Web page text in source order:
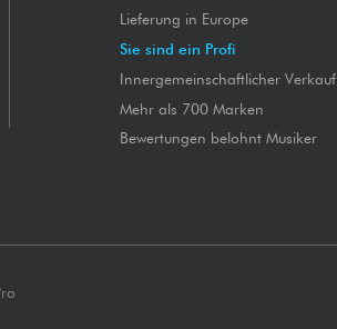
Lieferung in Europe
Sie sind ein Profi
Innergemeinschaftlicher Verkauf
Mehr als 700 Marken
Bewertungen belohnt Musiker